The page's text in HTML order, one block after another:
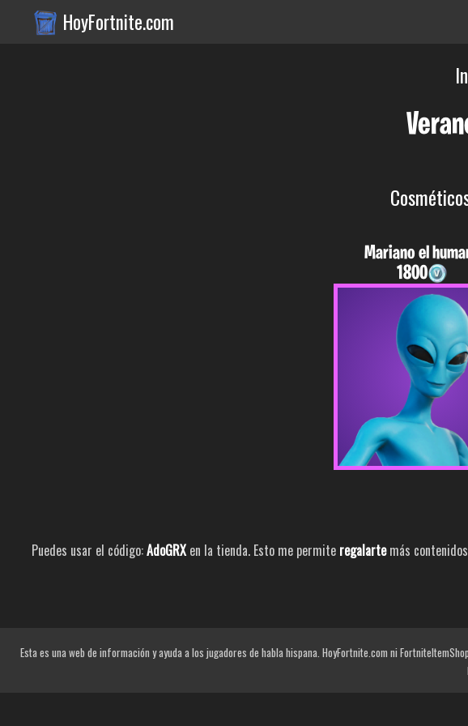
HoyFortnite.com
Mariano el
1800
Puedes usar el código:AdoGRXen la tienda. Esto me permite regalartemás
Esta es una web de información y ayuda a los jugadores de habla hispana. HoyFortnite.com ni